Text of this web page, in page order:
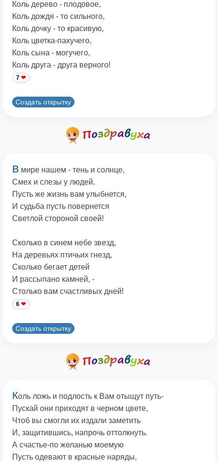
Коль дерево - плодовое,
Коль дождя - то сильного,
Коль дочку - то красивую,
Коль цветка-пахучего,
Коль сына - могучего,
Коль друга - друга верного!
7
Создать открытку
В мире нашем - тень и солнце,
Смех и слезы у людей.
Пусть же жизнь вам улыбнется,
И судьба пусть повернется
Светлой стороной своей!
Сколько в синем небе звезд,
На деревьях птичьих гнезд,
Сколько бегает детей
И рассыпано камней, -
Столько вам счастливых дней!
6
Создать открытку
Коль ложь и подлость к Вам отыщут путь-
Пускай они приходят в черном цвете,
Чтоб вы смогли их издали заметить
И, защитившись, напрочь оттолкнуть.
А счастье-по желанью моемую
Пусть одевают в красные наряды,